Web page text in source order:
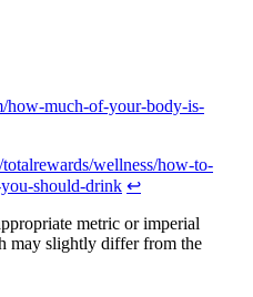
how-much-of-your-body-is-
wellness/how-to-
should-drink ↩
metric or imperial
may slightly differ from the